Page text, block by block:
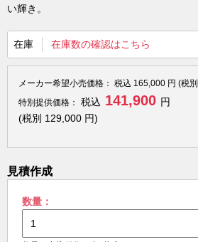
い輝き。
在庫 在庫数の確認はこちら
メーカー希望小売価格： 税込 165,000 円 (税別
特別提供価格：
税込 141,900 円
(税別 129,000 円)
見積作成
数量：